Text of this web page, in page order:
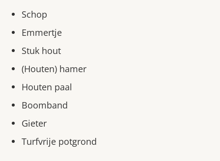
Schop
Emmertje
Stuk hout
(Houten) hamer
Houten paal
Boomband
Gieter
Turfvrije potgrond